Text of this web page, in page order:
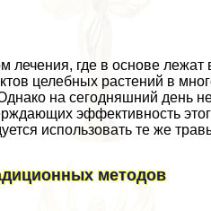
где в основе лежат
целебных растений в
на сегодняшний день
эффективность
использовать те же
методов